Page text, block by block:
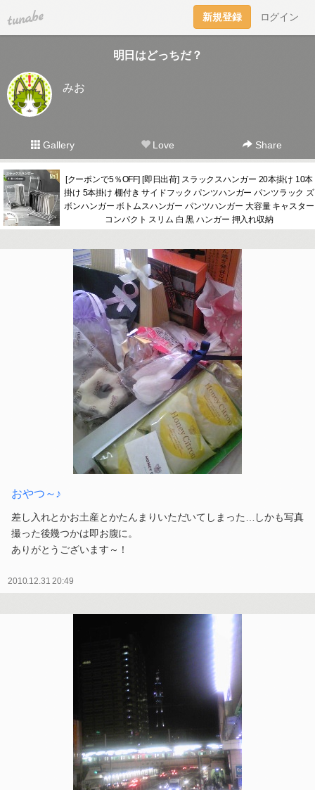
tuna.be 新規登録 ログイン
明日はどっちだ？
みお
Gallery Love Share
[クーポンで5％OFF] [即日出荷] スラックスハンガー 20本掛け 10本
掛け 5本掛け 棚付き サイドフック パンツハンガー パンツラック ズ
ボンハンガー ボトムスハンガー パンツハンガー 大容量 キャスター
コンパクト スリム 白 黒 ハンガー 押入れ収納
おやつ～♪
差し入れとかお土産とかたんまりいただいてしまった…しかも写真
撮った後幾つかは即お腹に。
ありがとうございます～！
2010.12.31 20:49